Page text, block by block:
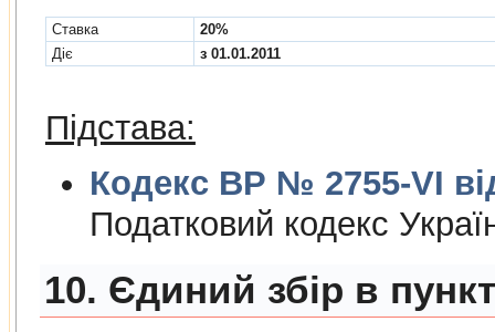
Cтавка
20%
Діє
з 01.01.2011
Підстава:
Кодекс ВР № 2755-VI
Податковий кодекс
10. Єдиний збір в